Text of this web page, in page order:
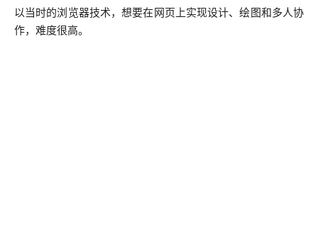
以当时的浏览器技术，想要在网页上实现设计、绘图和多人协
作，难度很高。